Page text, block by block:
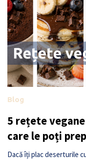
Blog
5 rețete
care le poți
Dacă îți plac deserturile